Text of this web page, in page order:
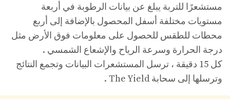
مستشعرًا للتربة يبلغ عن بيانات الرطوبة في أربعة
مستويات مختلفة أسفل المحصول بالإضافة إلى أربع
محطات للطقس للحصول على معلومات فوق الأرض مثل
درجة الحرارة وسرعة الرياح والإشعاع الشمسي .
كل 15 دقيقة ، ترسل المستشعرات البيانات وتجمع النتائج
وترسلها إلى سحابة The Yield .